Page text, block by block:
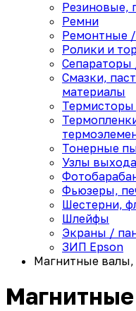
Резиновые,
Ремни
Ремонтные
Ролики и
Сепараторы
Смазки,
материалы
Тонерные
Узлы
Фьюзеры,
Шестерни,
Шлейфы
Экраны /
ЗИП Epson
Магнитные валы,